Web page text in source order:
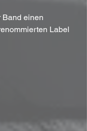
Band einen
Label